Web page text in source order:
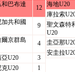
巴布達
12
加共和國
9
京群島
4
U20
3
克U20
1
海地U20
庫拉索
聖文森特
U20
圭亞那
安圭拉